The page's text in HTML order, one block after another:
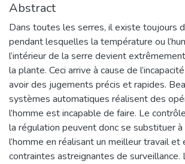
Abstract
Dans toutes les serres, il existe toujours
pendant lesquelles la température ou
l’intérieur de la serre devient
la plante. Ceci arrive à cause de
avoir des jugements précis et rapides.
systèmes automatiques réalisent des
l’homme est incapable de faire. Le
la régulation peuvent donc se substituer à
l’homme en réalisant un meilleur travail et
contraintes astreignantes de surveillance.